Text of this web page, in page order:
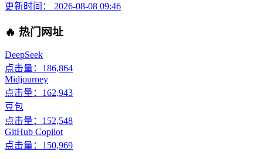
更新时间： 2026-08-08 09:46
🔥 热门网址
DeepSeek
点击量：186,864
Midjourney
点击量：162,943
豆包
点击量：152,548
GitHub Copilot
点击量：150,969